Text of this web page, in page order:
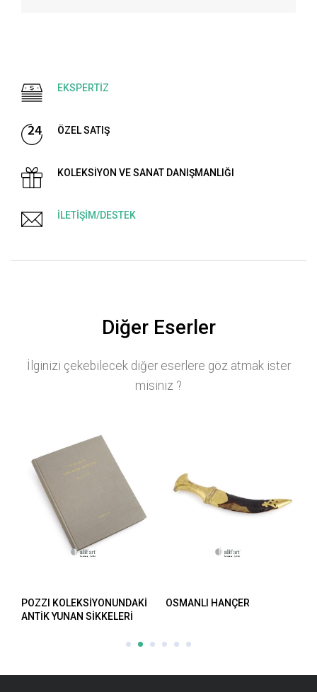
EKSPERTİZ
ÖZEL SATIŞ
KOLEKSİYON VE SANAT DANIŞMANLIĞI
İLETİŞİM/DESTEK
Diğer Eserler
İlginizi çekebilecek diğer eserlere göz atmak ister
misiniz ?
POZZI KOLEKSİYONUNDAKİ
ANTİK YUNAN SİKKELERİ
OSMANLI HANÇER